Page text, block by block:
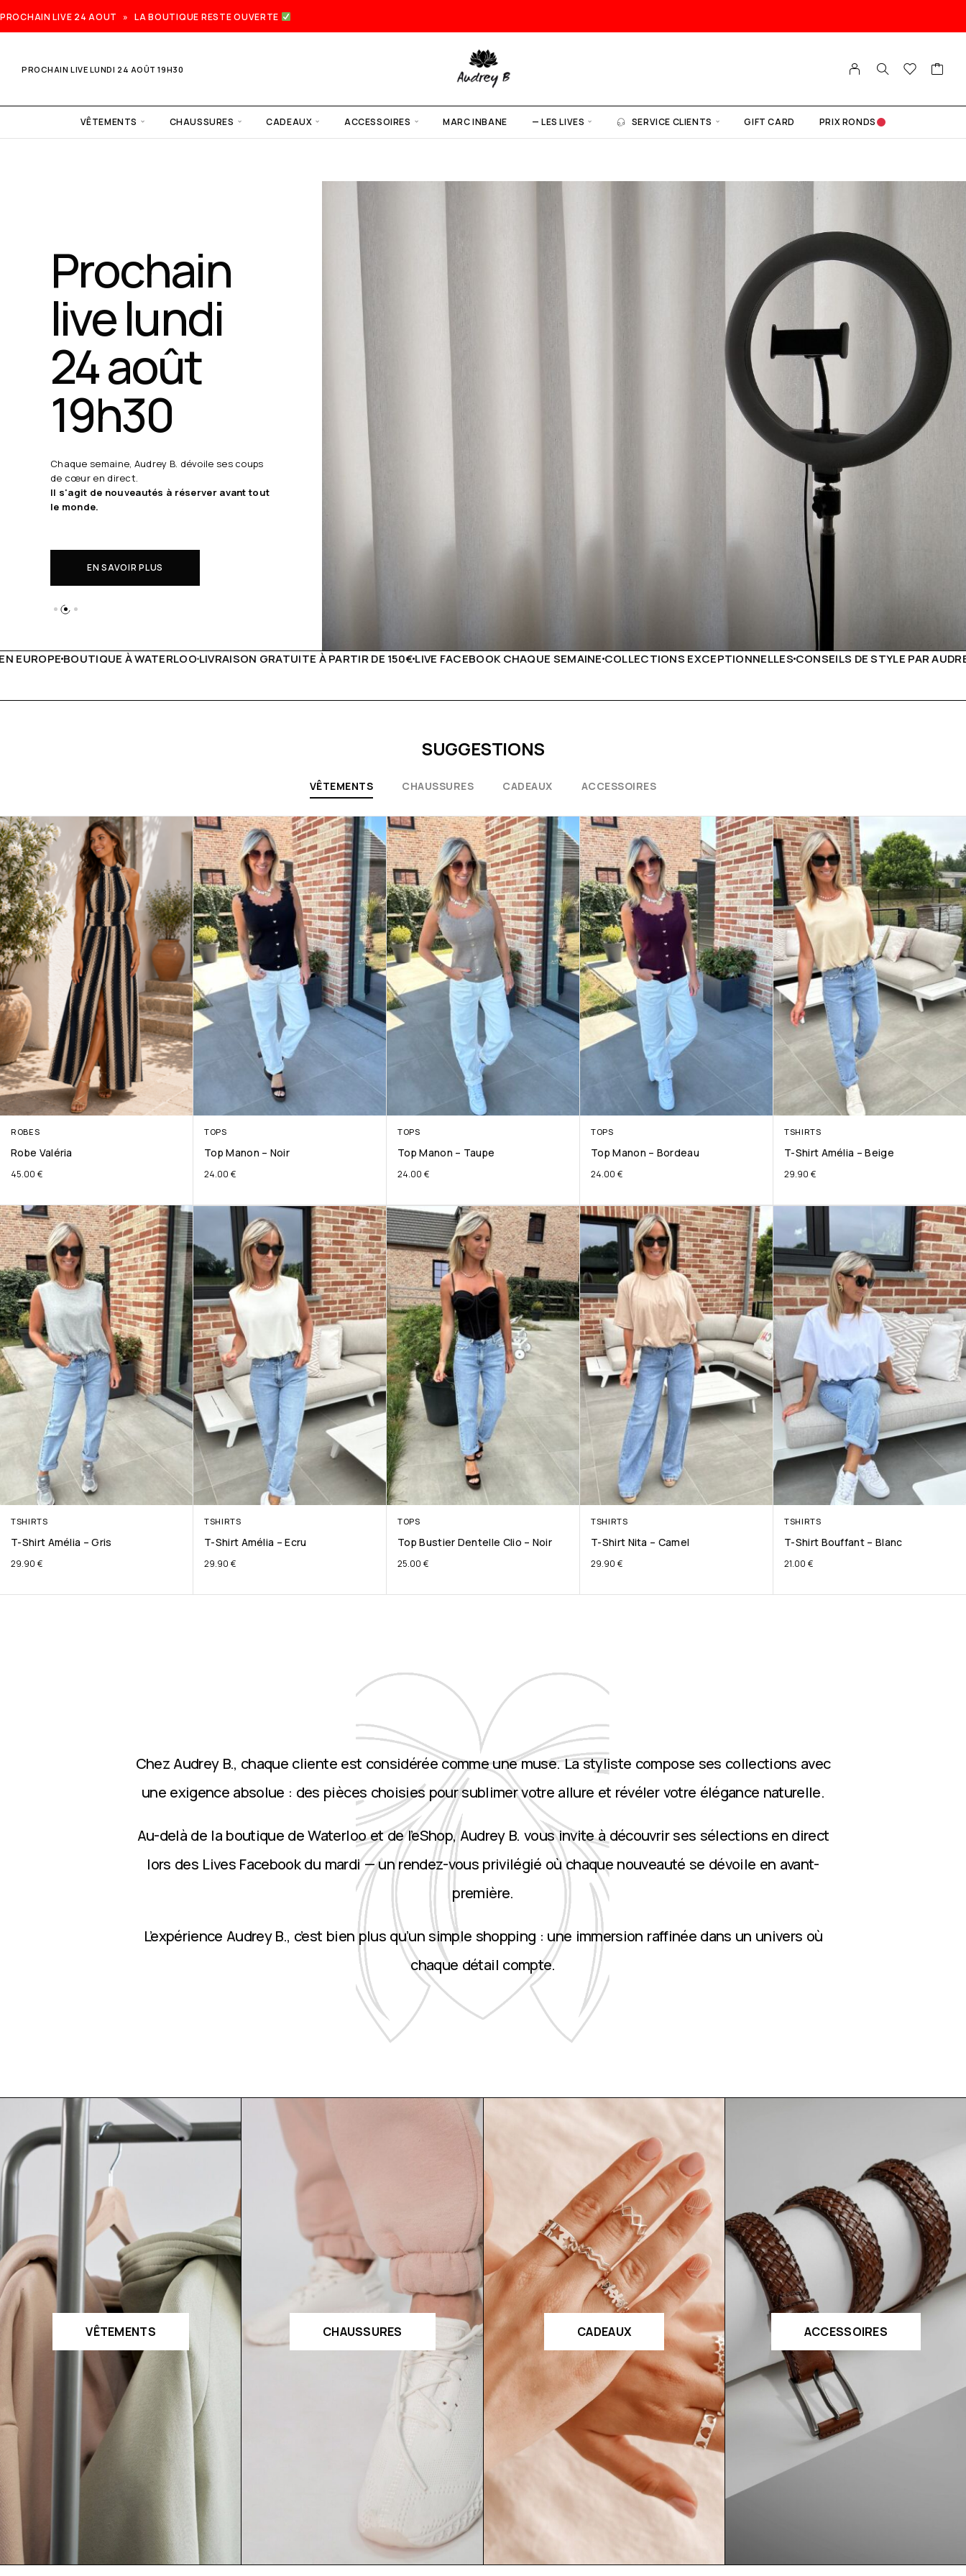
PROCHAIN LIVE 24 AOUT » LA BOUTIQUE RESTE OUVERTE
PROCHAIN LIVE LUNDI 24 AOÛT 19H30
VÊTEMENTS CHAUSSURES CADEAUX ACCESSOIRES MARC INBANE — LES LIVES SERVICE CLIENTS GIFT CARD PRIX RONDS
Prochain
live lundi
24 août
19h30
Chaque semaine, Audrey B. dévoile ses coups
de cœur en direct.
Il s'agit de nouveautés à réserver avant tout
le monde.
EN SAVOIR PLUS
GRATUITE À PARTIR DE 150€LIVE FACEBOOK CHAQUE SEMAINECOLLECTIONS EXCEPTIONNELLESCONSEILS DE STYLE PAR AUDREY B LIVRAISON PARTOUT EN
SUGGESTIONS
VÊTEMENTS CHAUSSURES CADEAUX ACCESSOIRES
ROBES
Robe Valéria
45.00 €
TOPS
Top Manon – Noir
24.00 €
TOPS
Top Manon – Taupe
24.00 €
TOPS
Top Manon – Bordeau
24.00 €
TSHIRTS
T-Shirt Amélia – Beige
29.90 €
TSHIRTS
T-Shirt Amélia – Gris
29.90 €
TSHIRTS
T-Shirt Amélia – Ecru
29.90 €
TOPS
Top Bustier Dentelle Clio – Noir
25.00 €
TSHIRTS
T-Shirt Nita – Camel
29.90 €
TSHIRTS
T-Shirt Bouffant – Blanc
21.00 €
Chez Audrey B., chaque cliente est considérée comme une muse. La styliste compose ses collections avec
une exigence absolue : des pièces choisies pour sublimer votre allure et révéler votre élégance naturelle.
Au-delà de la boutique de Waterloo et de l’eShop, Audrey B. vous invite à découvrir ses sélections en direct
lors des Lives Facebook du mardi — un rendez-vous privilégié où chaque nouveauté se dévoile en avant-
première.
L’expérience Audrey B., c’est bien plus qu’un simple shopping : une immersion raffinée dans un univers où
chaque détail compte.
VÊTEMENTS CHAUSSURES CADEAUX ACCESSOIRES